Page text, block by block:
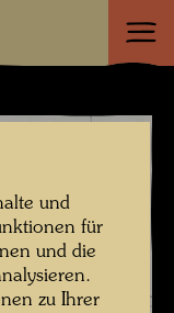
und
für
und die
zu Ihrer